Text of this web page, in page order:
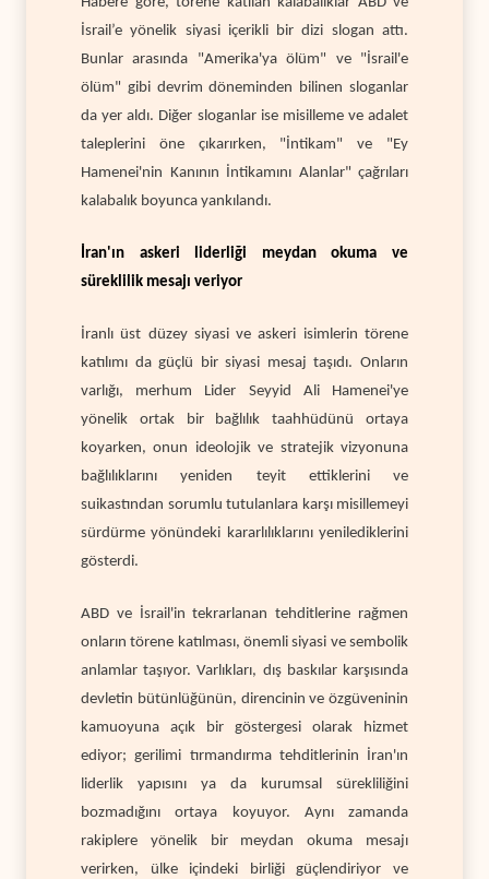
İsrail’e yönelik siyasi içerikli bir dizi slogan attı.
Bunlar arasında "Amerika'ya ölüm" ve "İsrail'e
ölüm" gibi devrim döneminden bilinen sloganlar
da yer aldı. Diğer sloganlar ise misilleme ve adalet
taleplerini öne çıkarırken, "İntikam" ve "Ey
Hamenei'nin Kanının İntikamını Alanlar" çağrıları
kalabalık boyunca yankılandı.
İran'ın askeri liderliği meydan okuma ve
süreklilik mesajı veriyor
İranlı üst düzey siyasi ve askeri isimlerin törene
katılımı da güçlü bir siyasi mesaj taşıdı. Onların
varlığı, merhum Lider Seyyid Ali Hamenei'ye
yönelik ortak bir bağlılık taahhüdünü ortaya
koyarken, onun ideolojik ve stratejik vizyonuna
bağlılıklarını yeniden teyit ettiklerini ve
suikastından sorumlu tutulanlara karşı misillemeyi
sürdürme yönündeki kararlılıklarını yenilediklerini
gösterdi.
ABD ve İsrail'in tekrarlanan tehditlerine rağmen
onların törene katılması, önemli siyasi ve sembolik
anlamlar taşıyor. Varlıkları, dış baskılar karşısında
devletin bütünlüğünün, direncinin ve özgüveninin
kamuoyuna açık bir göstergesi olarak hizmet
ediyor; gerilimi tırmandırma tehditlerinin İran'ın
liderlik yapısını ya da kurumsal sürekliliğini
bozmadığını ortaya koyuyor. Aynı zamanda
rakiplere yönelik bir meydan okuma mesajı
verirken, ülke içindeki birliği güçlendiriyor ve